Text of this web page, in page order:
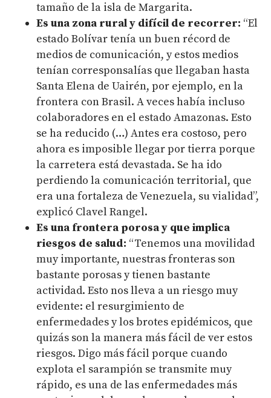
tamaño de la isla de Margarita.
Es una zona rural y difícil de recorrer: “El
estado Bolívar tenía un buen récord de
medios de comunicación, y estos medios
tenían corresponsalías que llegaban hasta
Santa Elena de Uairén, por ejemplo, en la
frontera con Brasil. A veces había incluso
colaboradores en el estado Amazonas. Esto
se ha reducido (…) Antes era costoso, pero
ahora es imposible llegar por tierra porque
la carretera está devastada. Se ha ido
perdiendo la comunicación territorial, que
era una fortaleza de Venezuela, su vialidad”,
explicó Clavel Rangel.
Es una frontera porosa y que implica
riesgos de salud: “Tenemos una movilidad
muy importante, nuestras fronteras son
bastante porosas y tienen bastante
actividad. Esto nos lleva a un riesgo muy
evidente: el resurgimiento de
enfermedades y los brotes epidémicos, que
quizás son la manera más fácil de ver estos
riesgos. Digo más fácil porque cuando
explota el sarampión se transmite muy
rápido, es una de las enfermedades más